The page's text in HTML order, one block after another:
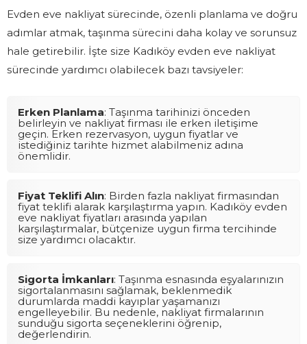
Evden eve nakliyat sürecinde, özenli planlama ve doğru
adımlar atmak, taşınma sürecini daha kolay ve sorunsuz
hale getirebilir. İşte size Kadıköy evden eve nakliyat
sürecinde yardımcı olabilecek bazı tavsiyeler:
Erken Planlama: Taşınma tarihinizi önceden
belirleyin ve nakliyat firması ile erken iletişime
geçin. Erken rezervasyon, uygun fiyatlar ve
istediğiniz tarihte hizmet alabilmeniz adına
önemlidir.
Fiyat Teklifi Alın: Birden fazla nakliyat firmasından
fiyat teklifi alarak karşılaştırma yapın. Kadıköy evden
eve nakliyat fiyatları arasında yapılan
karşılaştırmalar, bütçenize uygun firma tercihinde
size yardımcı olacaktır.
Sigorta İmkanları: Taşınma esnasında eşyalarınızın
sigortalanmasını sağlamak, beklenmedik
durumlarda maddi kayıplar yaşamanızı
engelleyebilir. Bu nedenle, nakliyat firmalarının
sunduğu sigorta seçeneklerini öğrenip,
değerlendirin.